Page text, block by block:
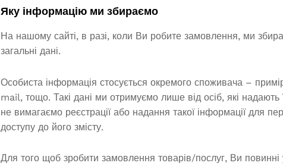
Яку інформацію ми збираємо
На нашому сайті, в разі, коли Ви робите замовлення, ми
загальні дані.
Особиста інформація стосується окремого споживача –
mail, тощо. Такі дані ми отримуємо лише від осіб, які
не вимагаємо реєстрації або надання такої інформації для
доступу до його змісту.
Для того щоб зробити замовлення товарів/послуг, Ви